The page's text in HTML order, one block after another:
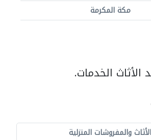
مكة المكرمة
الخدمات.
الأثاث والمفروشات المنزلية